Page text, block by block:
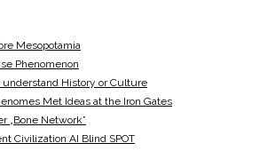
Mesopotamia
Phenomenon
understand History or Culture
Met Ideas at the Iron Gates
„Bone Network”
Civilization AI Blind SPOT